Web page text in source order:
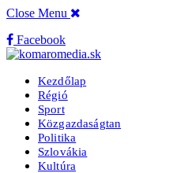
Close Menu
Facebook
Kezdőlap
Régió
Sport
Közgazdaságtan
Politika
Szlovákia
Kultúra